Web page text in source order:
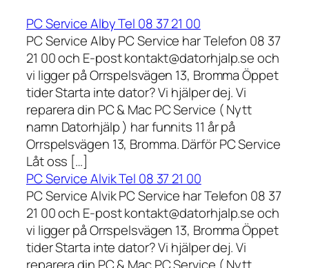
PC Service Alby Tel 08 37 21 00
PC Service Alby PC Service har Telefon 08 37
21 00 och E-post kontakt@datorhjalp.se och
vi ligger på Orrspelsvägen 13, Bromma Öppet
tider Starta inte dator? Vi hjälper dej. Vi
reparera din PC & Mac PC Service ( Nytt
namn Datorhjälp ) har funnits 11 år på
Orrspelsvägen 13, Bromma. Därför PC Service
Låt oss […]
PC Service Alvik Tel 08 37 21 00
PC Service Alvik PC Service har Telefon 08 37
21 00 och E-post kontakt@datorhjalp.se och
vi ligger på Orrspelsvägen 13, Bromma Öppet
tider Starta inte dator? Vi hjälper dej. Vi